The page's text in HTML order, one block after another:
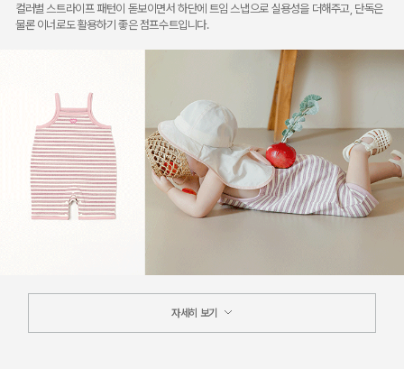
컬러별 스트라이프 패턴이 돋보이면서 하단에 트임 스냅으로 실용성을 더해주고, 단독은
물론 이너로도 활용하기 좋은 점프수트입니다.
자세히 보기